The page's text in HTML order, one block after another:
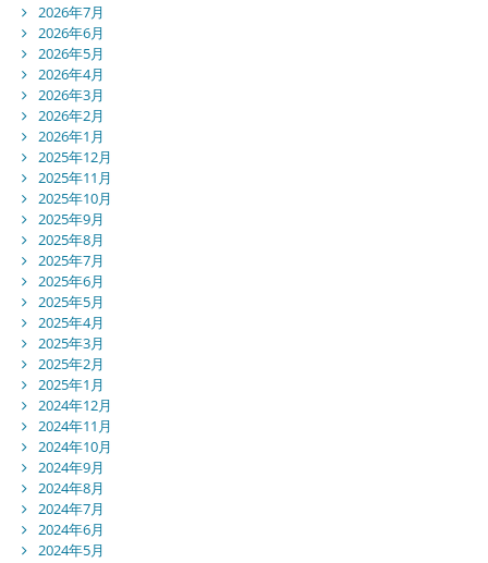
2026年7月
2026年6月
2026年5月
2026年4月
2026年3月
2026年2月
2026年1月
2025年12月
2025年11月
2025年10月
2025年9月
2025年8月
2025年7月
2025年6月
2025年5月
2025年4月
2025年3月
2025年2月
2025年1月
2024年12月
2024年11月
2024年10月
2024年9月
2024年8月
2024年7月
2024年6月
2024年5月